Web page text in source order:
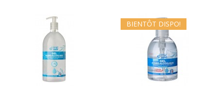
BIENTÔT DISPO!